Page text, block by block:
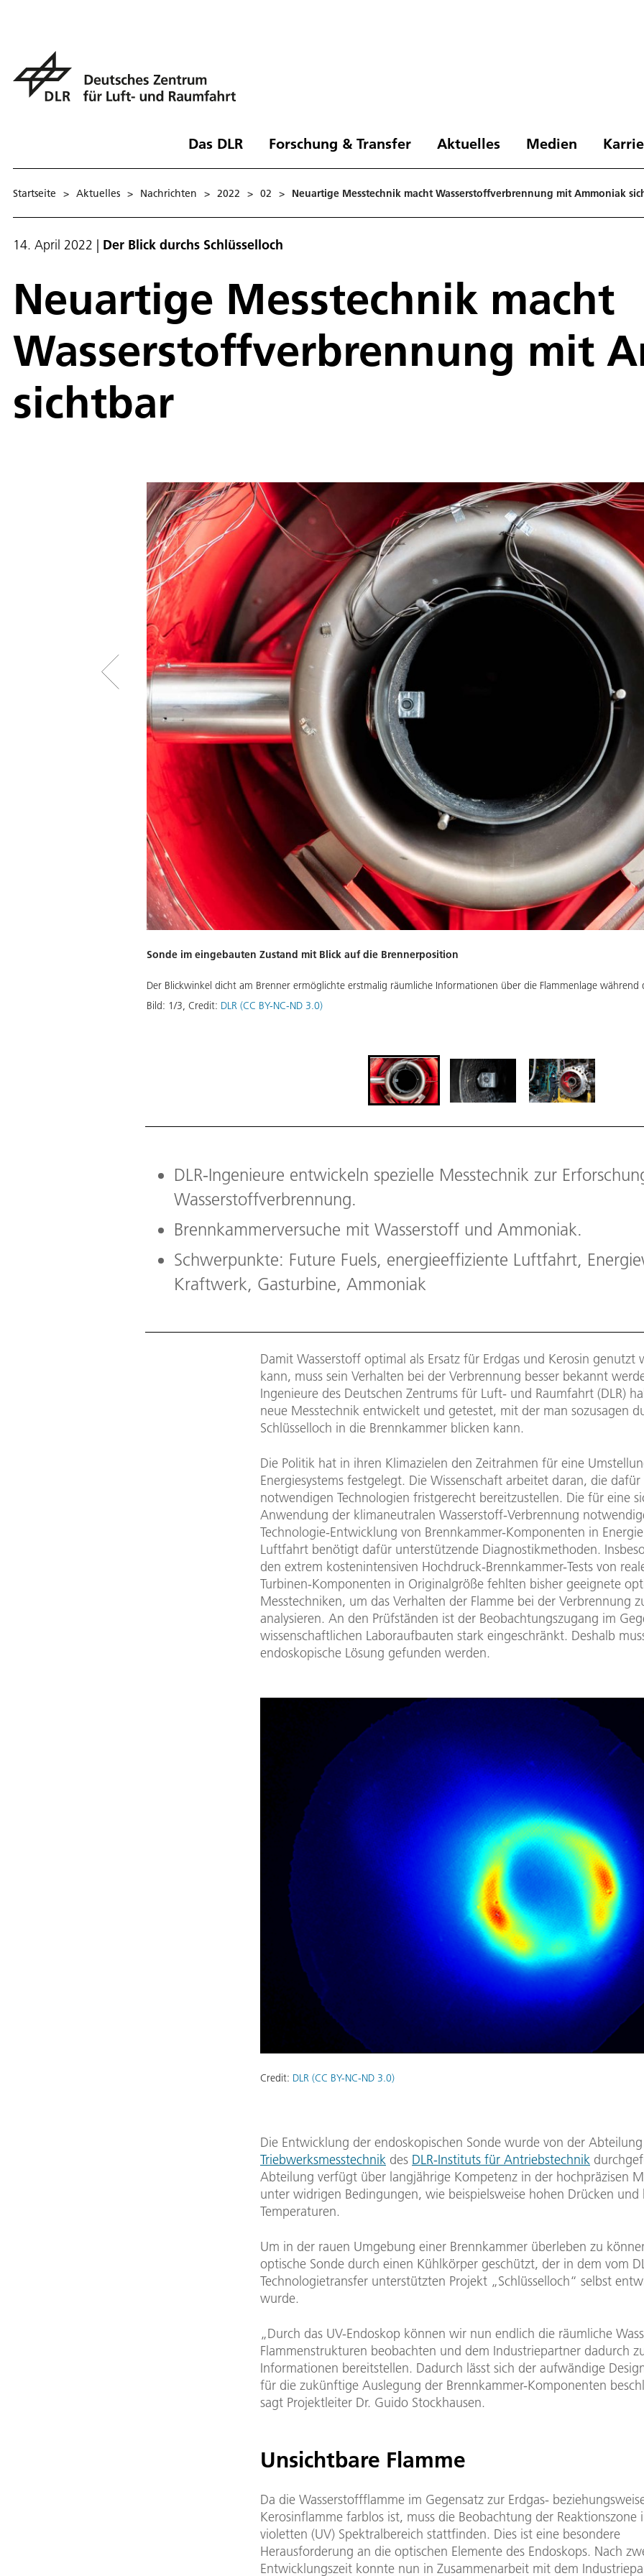
Das DLR Forschung & Transfer Aktuelles Medien
Startseite > Aktuelles > Nachrichten > 2022 > 02 > Neuartige Messtechnik macht Wasserstoffverbrennung mit Ammoniak
14. April 2022 | Der Blick durchs Schlüsselloch
Neuartige Messtechnik macht
Wasserstoffverbrennung mit
sichtbar
Sonde im eingebauten Zustand mit Blick auf die Brennerposition
Der Blickwinkel dicht am Brenner ermöglichte erstmalig räumliche Informationen über die Flammenlage während
Bild: 1/3, Credit: DLR (CC BY-NC-ND 3.0)
DLR-Ingenieure entwickeln spezielle Messtechnik zur
Wasserstoffverbrennung.
Brennkammerversuche mit Wasserstoff und Ammoniak.
Schwerpunkte: Future Fuels, energieeffiziente Luftfahrt,
Kraftwerk, Gasturbine, Ammoniak
Damit Wasserstoff optimal als Ersatz für Erdgas und Kerosin genutzt
kann, muss sein Verhalten bei der Verbrennung besser bekannt
Ingenieure des Deutschen Zentrums für Luft- und Raumfahrt (DLR)
neue Messtechnik entwickelt und getestet, mit der man sozusagen
Schlüsselloch in die Brennkammer blicken kann.
Die Politik hat in ihren Klimazielen den Zeitrahmen für eine
Energiesystems festgelegt. Die Wissenschaft arbeitet daran, die dafür
notwendigen Technologien fristgerecht bereitzustellen. Die für eine
Anwendung der klimaneutralen Wasserstoff-Verbrennung
Technologie-Entwicklung von Brennkammer-Komponenten in
Luftfahrt benötigt dafür unterstützende Diagnostikmethoden.
den extrem kostenintensiven Hochdruck-Brennkammer-Tests von
Turbinen-Komponenten in Originalgröße fehlten bisher geeignete
Messtechniken, um das Verhalten der Flamme bei der Verbrennung
analysieren. An den Prüfständen ist der Beobachtungszugang im
wissenschaftlichen Laboraufbauten stark eingeschränkt. Deshalb
endoskopische Lösung gefunden werden.
Credit: DLR (CC BY-NC-ND 3.0)
Die Entwicklung der endoskopischen Sonde wurde von der Abteilung
Triebwerksmesstechnik des DLR-Instituts für Antriebstechnik
Abteilung verfügt über langjährige Kompetenz in der hochpräzisen
unter widrigen Bedingungen, wie beispielsweise hohen Drücken und
Temperaturen.
Um in der rauen Umgebung einer Brennkammer überleben zu
optische Sonde durch einen Kühlkörper geschützt, der in dem vom
Technologietransfer unterstützten Projekt „Schlüsselloch“ selbst
wurde.
„Durch das UV-Endoskop können wir nun endlich die räumliche
Flammenstrukturen beobachten und dem Industriepartner dadurch
Informationen bereitstellen. Dadurch lässt sich der aufwändige
für die zukünftige Auslegung der Brennkammer-Komponenten
sagt Projektleiter Dr. Guido Stockhausen.
Unsichtbare Flamme
Da die Wasserstoffflamme im Gegensatz zur Erdgas-
Kerosinflamme farblos ist, muss die Beobachtung der Reaktionszone
violetten (UV) Spektralbereich stattfinden. Dies ist eine besondere
Herausforderung an die optischen Elemente des Endoskops. Nach
Entwicklungszeit konnte nun in Zusammenarbeit mit dem